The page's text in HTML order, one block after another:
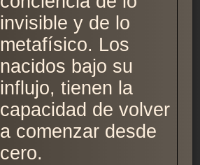
invisible y de lo
metafísico. Los
nacidos bajo su
influjo, tienen la
capacidad de volver
a comenzar desde
cero.